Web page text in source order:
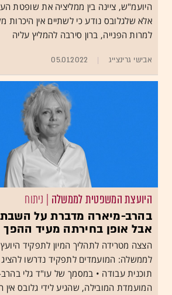
היועמ"ש, ציינה בין ממליציה את שופטת
אלא שלגלובס נודע כי לשתיים אין היכרות
למרות הפנייה, ברון סירבה להמליץ עליה
אבישי גרינצייג 05.01.2022
היועצת המשפטית לממשלה | ניתוח
בהרב-מיארה מדברת על השבת
אבל אופן בחירתה מעיד ההפך
הצצה מטרידה לתהליך המיון לתפקיד
לממשלה: המועמדים לתפקיד נדרשו להציג
תוכנית עבודה • במסמך של עו"ד גלי
המועמדת המובילה, שהגיע לידי גלובס אין